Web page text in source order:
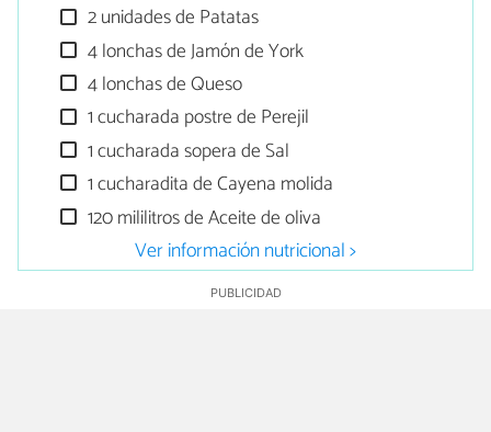
2 unidades de Patatas
4 lonchas de Jamón de York
4 lonchas de Queso
1 cucharada postre de Perejil
1 cucharada sopera de Sal
1 cucharadita de Cayena molida
120 mililitros de Aceite de oliva
Ver información nutricional >